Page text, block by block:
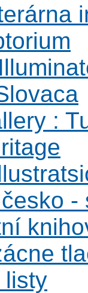
:
listy